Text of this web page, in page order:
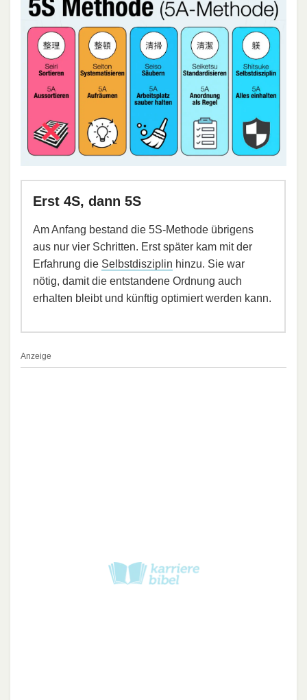
Erst 4S, dann 5S
Am Anfang bestand die 5S-Methode übrigens
aus nur vier Schritten. Erst später kam mit der
Erfahrung die Selbstdisziplin hinzu. Sie war
nötig, damit die entstandene Ordnung auch
erhalten bleibt und künftig optimiert werden kann.
Anzeige